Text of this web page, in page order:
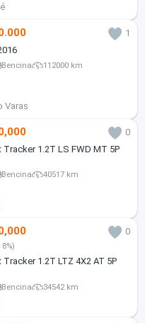
1
Bencina 112000 km
Varas
0
Tracker 1.2T LS FWD MT 5P
Bencina 40517 km
0
Tracker 1.2T LTZ 4X2 AT 5P
Bencina 34542 km